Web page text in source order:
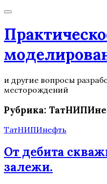
и другие вопросы
месторождений
Рубрика:
ТатНИПИнефть
От дебита
залежи.